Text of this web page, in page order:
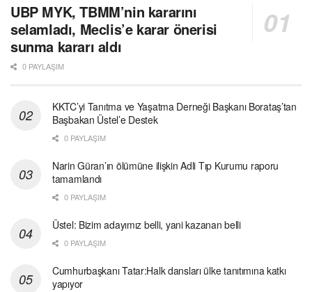
UBP MYK, TBMM’nin kararını
selamladı, Meclis’e karar önerisi
sunma kararı aldı
0 PAYLAŞIM
KKTC’yi Tanıtma ve Yaşatma Derneği Başkanı Borataş’tan
Başbakan Üstel’e Destek
0 PAYLAŞIM
Narin Güran’ın ölümüne ilişkin Adli Tıp Kurumu raporu
tamamlandı
0 PAYLAŞIM
Üstel: Bizim adayımız belli, yani kazanan belli
0 PAYLAŞIM
Cumhurbaşkanı Tatar:Halk dansları ülke tanıtımına katkı
yapıyor